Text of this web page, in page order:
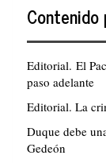
Contenido
Editorial. El
paso adelante
Editorial. La
Duque debe
Gedeón